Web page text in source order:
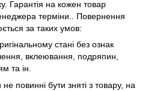
Гарантія на кожен товар
терміни.. Повернення
за таких умов:
стані без ознак
вклеювання, подряпин,
та ін.
не повинні бути зняті з товару, на